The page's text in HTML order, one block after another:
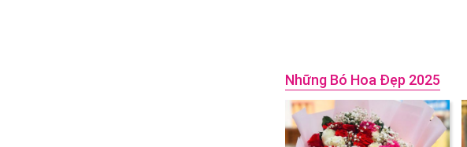
Những Bó Hoa Đẹp 2025